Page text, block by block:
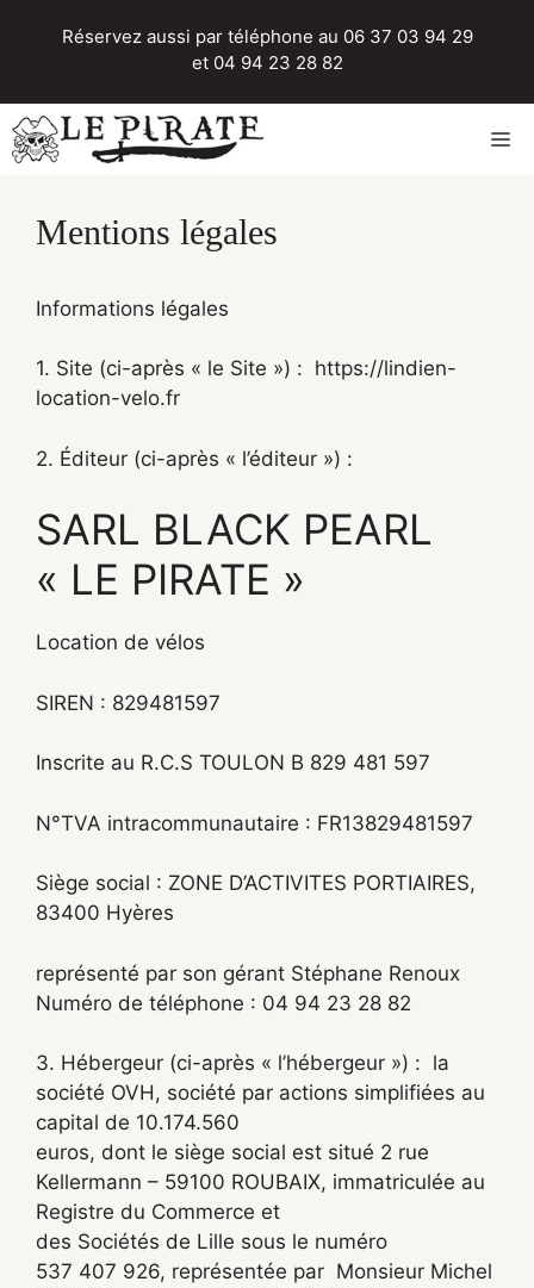
Réservez aussi par téléphone au 06 37 03 94 29
et 04 94 23 28 82
Mentions légales
Informations légales
1. Site (ci-après « le Site ») : https://lindien-
location-velo.fr
2. Éditeur (ci-après « l’éditeur ») :
SARL BLACK PEARL
« LE PIRATE »
Location de vélos
SIREN : 829481597
Inscrite au R.C.S TOULON B 829 481 597
N°TVA intracommunautaire : FR13829481597
Siège social : ZONE D’ACTIVITES PORTIAIRES,
83400 Hyères
représenté par son gérant Stéphane Renoux
Numéro de téléphone : 04 94 23 28 82
3. Hébergeur (ci-après « l’hébergeur ») : la
société OVH, société par actions simplifiées au
capital de 10.174.560
euros, dont le siège social est situé 2 rue
Kellermann – 59100 ROUBAIX, immatriculée au
Registre du Commerce et
des Sociétés de Lille sous le numéro
537 407 926, représentée par Monsieur Michel